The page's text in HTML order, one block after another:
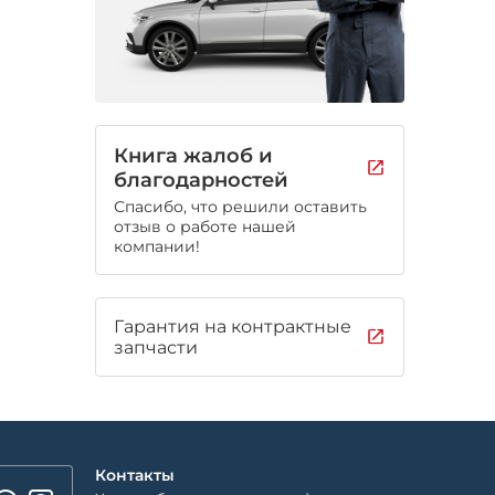
Книга жалоб и
благодарностей
Спасибо, что решили оставить
отзыв о работе нашей
компании!
Гарантия на контрактные
запчасти
Контакты